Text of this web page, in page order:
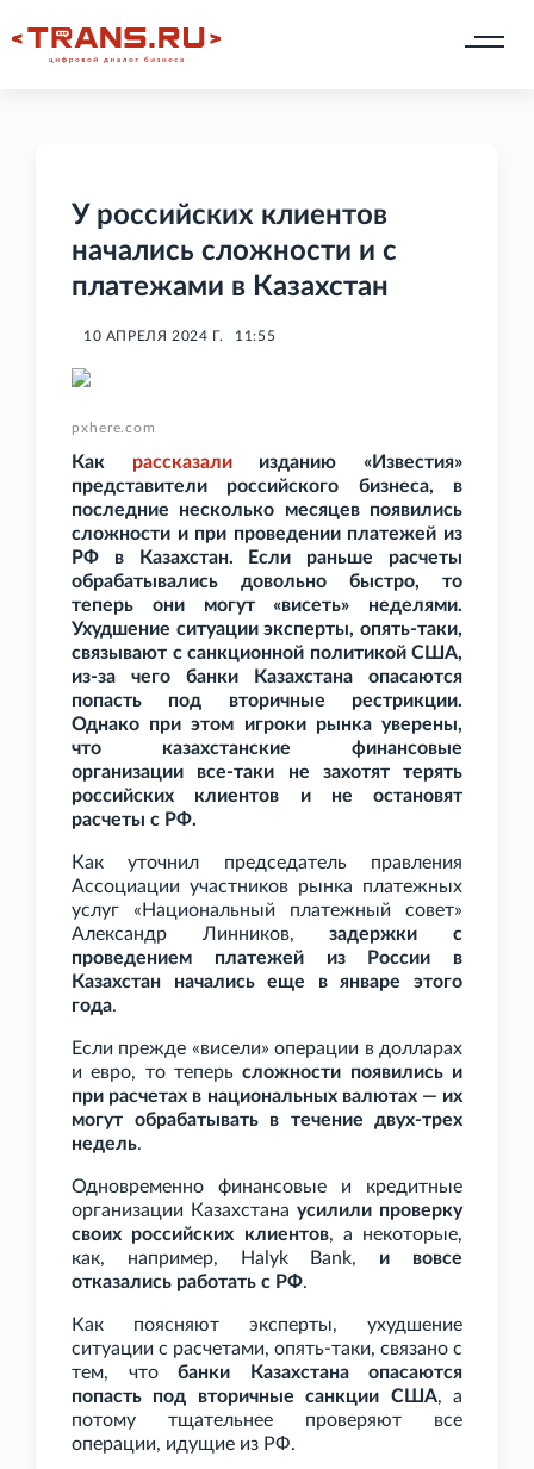
У российских клиентов
начались сложности и с
платежами в Казахстан
10 АПРЕЛЯ 2024 Г. 11:55
pxhere.com
Как рассказалиизданию «Известия»
представители российского бизнеса, в
последние несколько месяцев появились
сложности и при проведении платежей из
РФ в Казахстан. Если раньше расчеты
обрабатывались довольно быстро, то
теперь они могут «висеть» неделями.
Ухудшение ситуации эксперты, опять-таки,
связывают с санкционной политикой США,
из-за чего банки Казахстана опасаются
попасть под вторичные рестрикции.
Однако при этом игроки рынка уверены,
что казахстанские финансовые
организации все-таки не захотят терять
российских клиентов и не остановят
расчеты с РФ.
Как уточнил председатель правления
Ассоциации участников рынка платежных
услуг «Национальный платежный совет»
Александр Линников,задержки с
проведением платежей из России в
Казахстан начались еще в январе этого
года.
Если прежде «висели» операции в долларах
и евро, то теперьсложности появились и
при расчетах в национальных валютах — их
могут обрабатывать в течение двух-трех
недель.
Одновременно финансовые и кредитные
организации Казахстана усилили проверку
своих российских клиентов, а некоторые,
как, например, Halyk Bank, и вовсе
отказались работать с РФ.
Как поясняют эксперты, ухудшение
ситуации с расчетами, опять-таки, связано с
тем, что банки Казахстана опасаются
попасть под вторичные санкции США, а
потому тщательнее проверяют все
операции, идущие из РФ.